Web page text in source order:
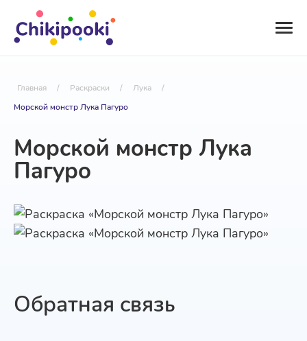
Главная / Раскраски / Лука
/
Морской монстр Лука Пагуро
Морской монстр Лука
Пагуро
Обратная связь